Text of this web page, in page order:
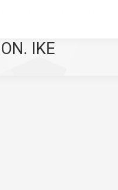
ΚΛΙΜΑΤΙΣΜΟΥ
IKE